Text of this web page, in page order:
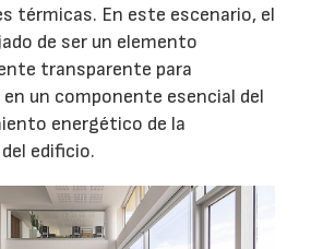
térmicas. En este escenario, el
de ser un elemento
transparente para
un componente esencial del
energético de la
edificio.